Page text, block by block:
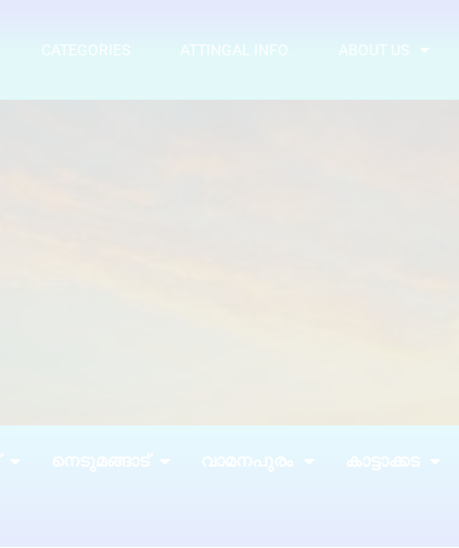
CATEGORIES ATTINGAL INFO ABOUT US
നെടുമങ്ങാട് വാമനപുരം കാട്ടാക്കട